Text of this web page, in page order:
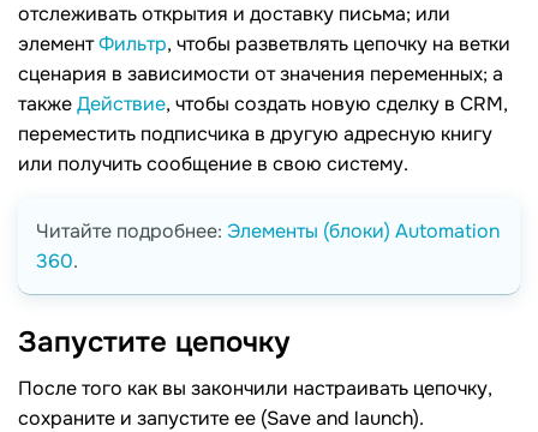
отслеживать открытия и доставку письма; или
элементФильтр, чтобы разветвлять цепочку на ветки
сценария в зависимости от значения переменных; а
такжеДействие, чтобы создать новую сделку в CRM,
переместить подписчика в другую адресную книгу
или получить сообщение в свою систему.
Читайте подробнее: Элементы (блоки) Automation
360.
Запустите цепочку
После того как вы закончили настраивать цепочку,
сохраните и запустите ее (Save and launch).